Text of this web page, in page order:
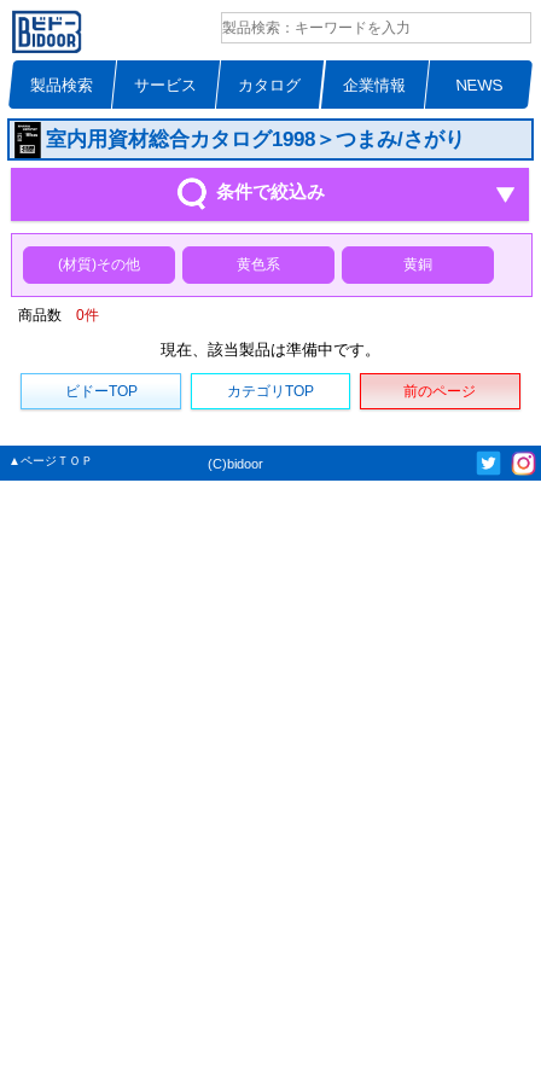
製品検索 サービス カタログ 企業情報 NEWS
室内用資材総合カタログ1998＞つまみ/さがり
条件で絞込み
(材質)その他 黄色系 黄銅
商品数 0件
現在、該当製品は準備中です。
ビドーTOP カテゴリTOP 前のページ
▲ページＴＯＰ (C)bidoor